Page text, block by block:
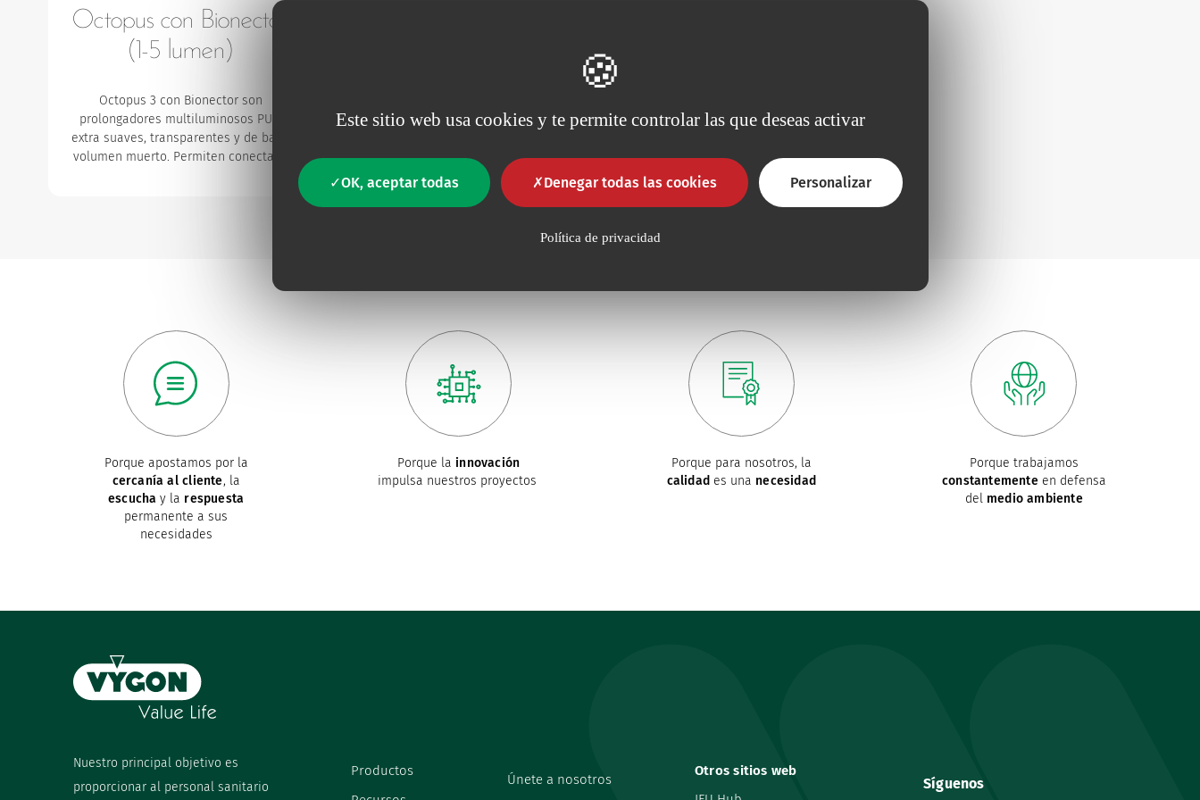
Este sitio web usa cookies y te permite controlar las que deseas activar
OK, aceptar todas Denegar todas las cookies Personalizar
Política de privacidad
Octopus con Bionector
(1-5 lumen)
Octopus 3 con Bionector son
prolongadores multiluminosos PUR
extra suaves, transparentes y de bajo
volumen muerto. Permiten conectar…
con tubo de poliuretano (PUR) extra
abrazaderas Vadsite y abrazaderas…
Porque apostamos por la
cercanía al cliente, la
escucha y la respuesta
permanente a sus
necesidades
Porque la innovación
impulsa nuestros proyectos
Porque para nosotros, la
calidad es una necesidad
Porque trabajamos
constantementeen defensa
del medio ambiente
Nuestro principal objetivo es
proporcionar al personal sanitario
Productos
Únete a nosotros
Otros sitios web
Síguenos